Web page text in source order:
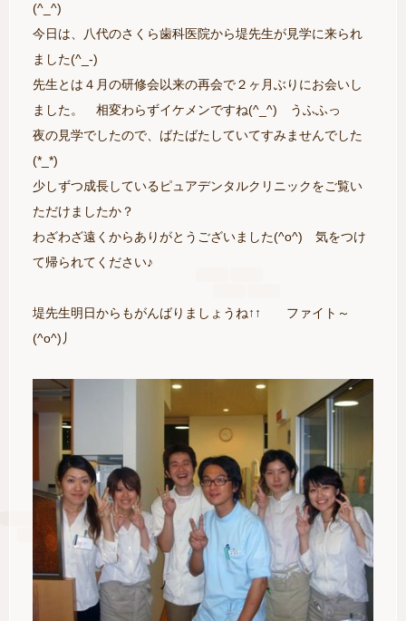
(^_^)
今日は、八代のさくら歯科医院から堤先生が見学に来られ
ました(^_-)
先生とは４月の研修会以来の再会で２ヶ月ぶりにお会いし
ました。 相変わらずイケメンですね(^_^) うふふっ
夜の見学でしたので、ばたばたしていてすみませんでした
(*_*)
少しずつ成長しているピュアデンタルクリニックをご覧い
ただけましたか？
わざわざ遠くからありがとうございました(^o^) 気をつけ
て帰られてください♪
堤先生明日からもがんばりましょうね↑↑ ファイト～
(^o^)丿